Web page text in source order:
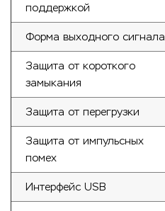
поддержкой
Форма выходного сигнала
Защита от короткого
замыкания
Защита от перегрузки
Защита от импульсных
помех
Интерфейс USB